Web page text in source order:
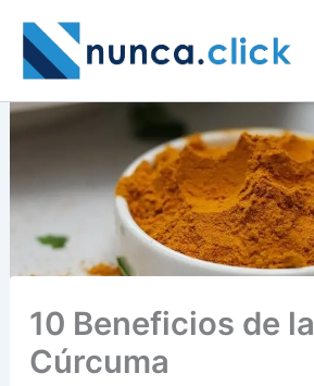
contenido
10 Beneficios de la
Cúrcuma